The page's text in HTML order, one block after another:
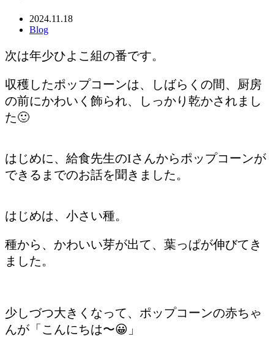
2024.11.18
Blog
次は年少ひよこ組の番です。
収穫したポップコーンは、しばらくの間、厨房
の前にかわいく飾られ、しっかり乾かされまし
た🙂
はじめに、給食先生のIさんからポップコーンが
できるまでのお話を聞きました。
はじめは、小さい種。
種から、かわいい芽が出て、葉っぱが伸びてき
ました。
少しづつ大きくなって、ポップコーンの赤ちゃ
んが「こんにちは〜😀」